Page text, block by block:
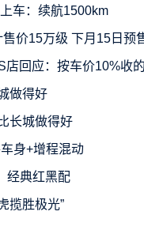
车：续航1500km
价15万级 下月15日预
店回应：按车价10%收
做得好
长城做得好
身+增程混动
经典红黑配
揽胜极光”